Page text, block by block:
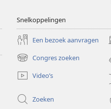
Snelkoppelingen
Een bezoek aanvragen
Congres zoeken
(opent
nieuw
venster)
Video’s
Zoeken